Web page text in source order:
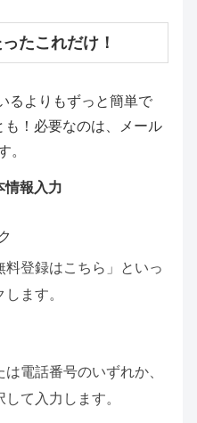
たこれだけ！
るよりもずっと簡単で
！必要なのは、メール
。
情報入力
料登録はこちら」といっ
ます。
電話番号のいずれか、
て入力します。